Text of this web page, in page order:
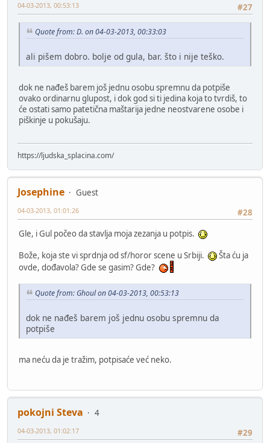
#27
04-03-2013, 00:53:13
Quote from: D. on 04-03-2013, 00:33:03
ali pišem dobro. bolje od gula, bar. što i nije teško.
dok ne nađeš barem još jednu osobu spremnu da potpiše
ovako ordinarnu glupost, i dok god si ti jedina koja to tvrdiš, to
će ostati samo patetična maštarija jedne neostvarene osobe i
piškinje u pokušaju.
https://ljudska_splacina.com/
Josephine
Guest
#28
04-03-2013, 01:01:26
Gle, i Gul počeo da stavlja moja zezanja u potpis.
Bože, koja ste vi sprdnja od sf/horor scene u Srbiji.
Šta ću ja
ovde, dođavola? Gde se gasim? Gde?
Quote from: Ghoul on 04-03-2013, 00:53:13
dok ne nađeš barem još jednu osobu spremnu da
potpiše
ma neću da je tražim, potpisaće već neko.
pokojni Steva
4
#29
04-03-2013, 01:02:17